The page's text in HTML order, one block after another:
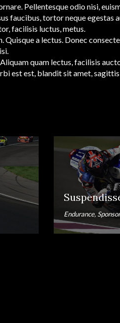
Pellentesque odio nisi,
faucibus, tortor neque egestas
facilisis luctus, metus.
Quisque a lectus. Donec
quam lectus, facilisis
est est, blandit sit amet,
Endurance,